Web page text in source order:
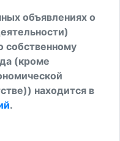
объявлениях о
собственному
(кроме
находится в
.